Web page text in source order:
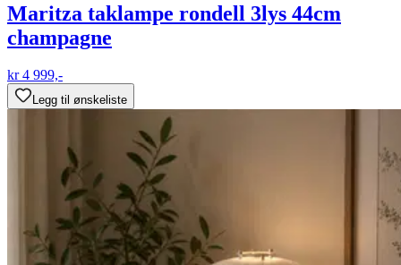
Maritza taklampe rondell 3lys 44cm
champagne
kr 4 999,-
Legg til ønskeliste